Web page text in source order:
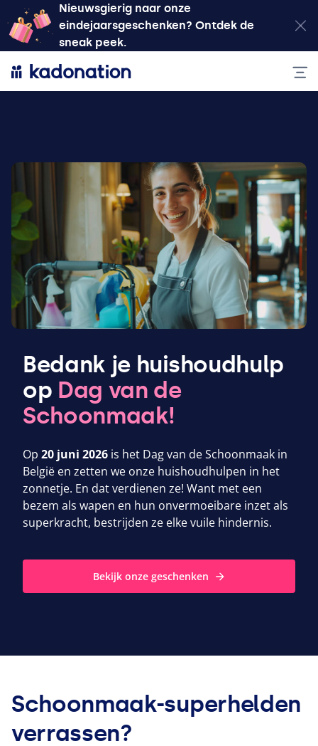
Nieuwsgierig naar onze
eindejaarsgeschenken? Ontdek de
sneak peek.
Bedank je huishoudhulp
op Dag van de
Schoonmaak!
Op 20 juni 2026 is het Dag van de Schoonmaak in
België en zetten we onze huishoudhulpen in het
zonnetje. En dat verdienen ze! Want met een
bezem als wapen en hun onvermoeibare inzet als
superkracht, bestrijden ze elke vuile hindernis.
Bekijk onze geschenken
Schoonmaak-superhelden
verrassen?